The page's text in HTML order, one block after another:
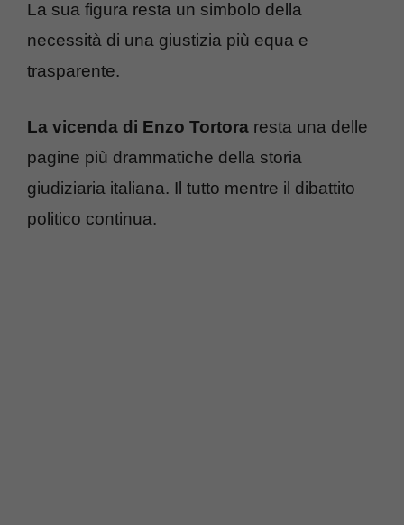
La sua figura resta un simbolo della
necessità di una giustizia più equa e
trasparente.
La vicenda di Enzo Tortora resta una delle
pagine più drammatiche della storia
giudiziaria italiana. Il tutto mentre il dibattito
politico continua.